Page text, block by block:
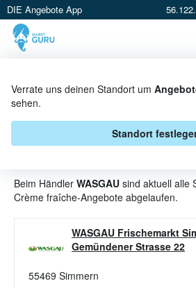
DIE Angebote App
Verrate uns deinen Standort um
sehen.
Standort
SAHNE, SCHMAND
FRAÎCHE ANGEBOTE
BEI WASGAU
Beim Händler WASGAU sind aktuell alle
Crème fraîche-Angebote abgelaufen.
WASGAU Frischemarkt
Gemündener Strasse 22
55469 Simmern